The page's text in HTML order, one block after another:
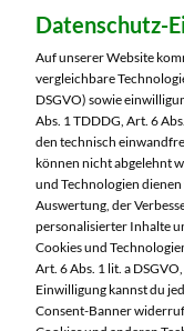
Di:
Datenschutz-
Auf unserer Website
vergleichbare
DSGVO) sowie
Abs. 1 TDDDG, Art. 6
den technisch
können nicht abgelehnt
und Technologien
Auswertung, der
personalisierter Inhalte
Cookies und
Art. 6 Abs. 1 lit. a
Einwilligung kannst du
Consent-Banner